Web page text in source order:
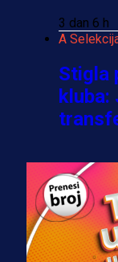
3 dan 6 h
A
Stigla
kluba:
A Selekcija
dres